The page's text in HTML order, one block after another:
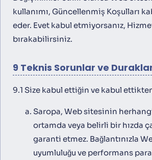
kullanımı, Güncellenmiş Koşulları
eder. Evet kabul etmiyorsanız,
bırakabilirsiniz.
9 Teknis Sorunlar ve
9.1 Size kabul ettiğin ve kabul
Saropa, Web sitesinin
ortamda veya belirli bir hızda
garanti etmez. Bağlantınızla
uyumluluğu ve performans